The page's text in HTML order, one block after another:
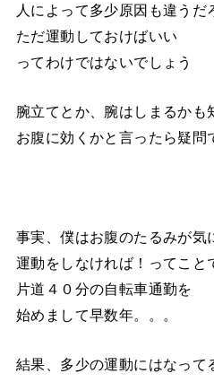
人によって多少原因も違うだ
ただ運動しておけばいい
ってわけではないでしょう
腕立てとか、腕はしまるかも
お腹に効くかと言ったら疑問
事実、僕はお腹のたるみが気
運動をしなければ！ってこと
片道４０分の自転車通勤を
始めまして早数年。。。
結果、多少の運動にはなって